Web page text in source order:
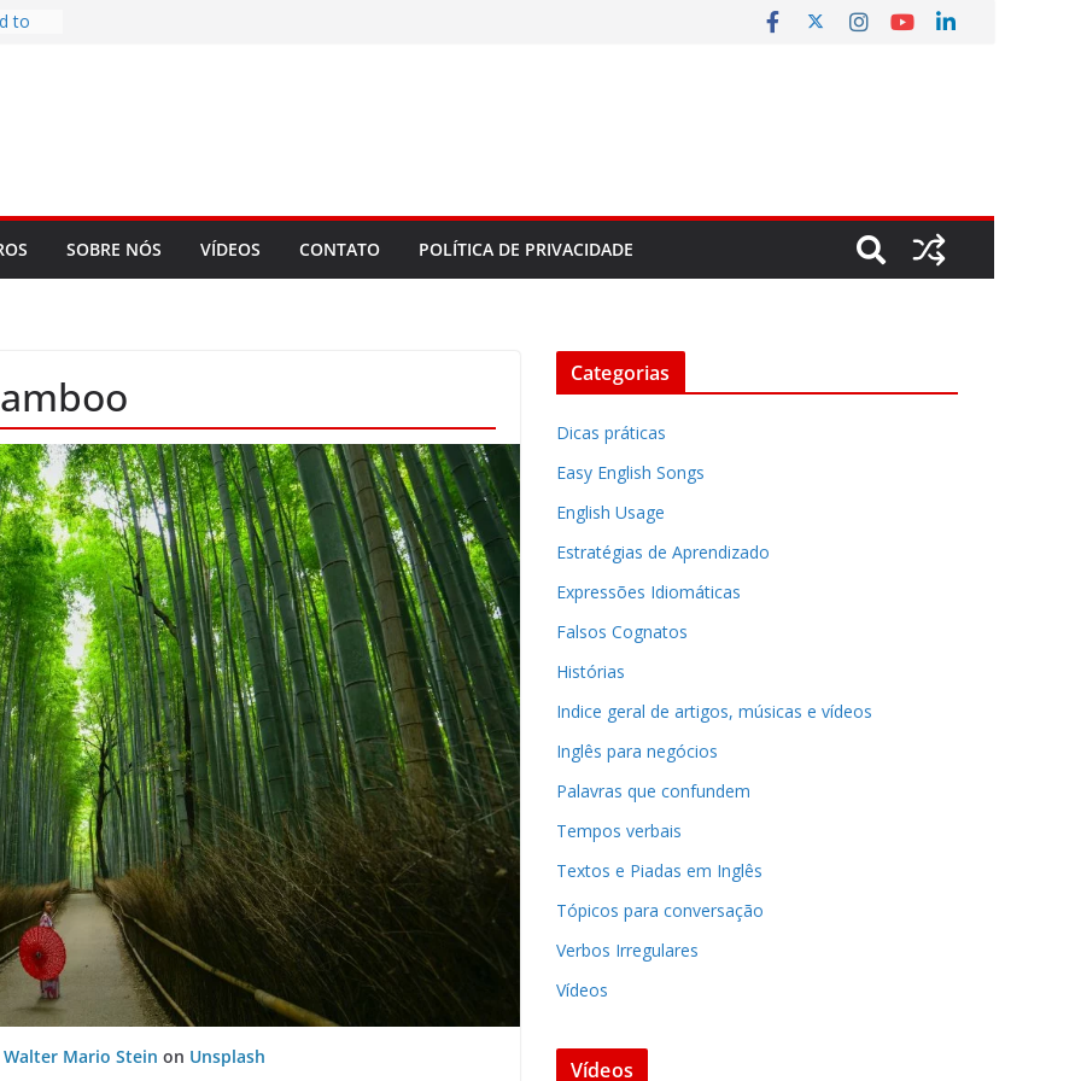
to
SOBRE NÓS VÍDEOS CONTATO POLÍTICA DE PRIVACIDADE
Walter Mario Stein on Unsplash
Categorias
Dicas práticas
Easy English Songs
English Usage
Estratégias de Aprendizado
Expressões Idiomáticas
Falsos Cognatos
Histórias
Indice geral de artigos, músicas e vídeos
Inglês para negócios
Palavras que confundem
Tempos verbais
Textos e Piadas em Inglês
Tópicos para conversação
Verbos Irregulares
Vídeos
Vídeos